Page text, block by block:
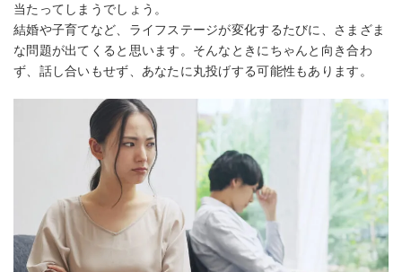
当たってしまうでしょう。
結婚や子育てなど、ライフステージが変化するたびに、さまざま
な問題が出てくると思います。そんなときにちゃんと向き合わ
ず、話し合いもせず、あなたに丸投げする可能性もあります。